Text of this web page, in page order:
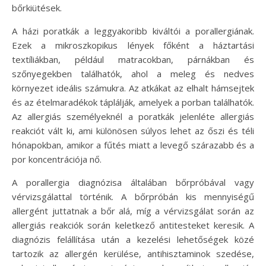
bőrkiütések.
A házi poratkák a leggyakoribb kiváltói a porallergiának.
Ezek a mikroszkopikus lények főként a háztartási
textíliákban, például matracokban, párnákban és
szőnyegekben találhatók, ahol a meleg és nedves
környezet ideális számukra. Az atkákat az elhalt hámsejtek
és az ételmaradékok táplálják, amelyek a porban találhatók.
Az allergiás személyeknél a poratkák jelenléte allergiás
reakciót vált ki, ami különösen súlyos lehet az őszi és téli
hónapokban, amikor a fűtés miatt a levegő szárazabb és a
por koncentrációja nő.
A porallergia diagnózisa általában bőrpróbával vagy
vérvizsgálattal történik. A bőrpróbán kis mennyiségű
allergént juttatnak a bőr alá, míg a vérvizsgálat során az
allergiás reakciók során keletkező antitesteket keresik. A
diagnózis felállítása után a kezelési lehetőségek közé
tartozik az allergén kerülése, antihisztaminok szedése,